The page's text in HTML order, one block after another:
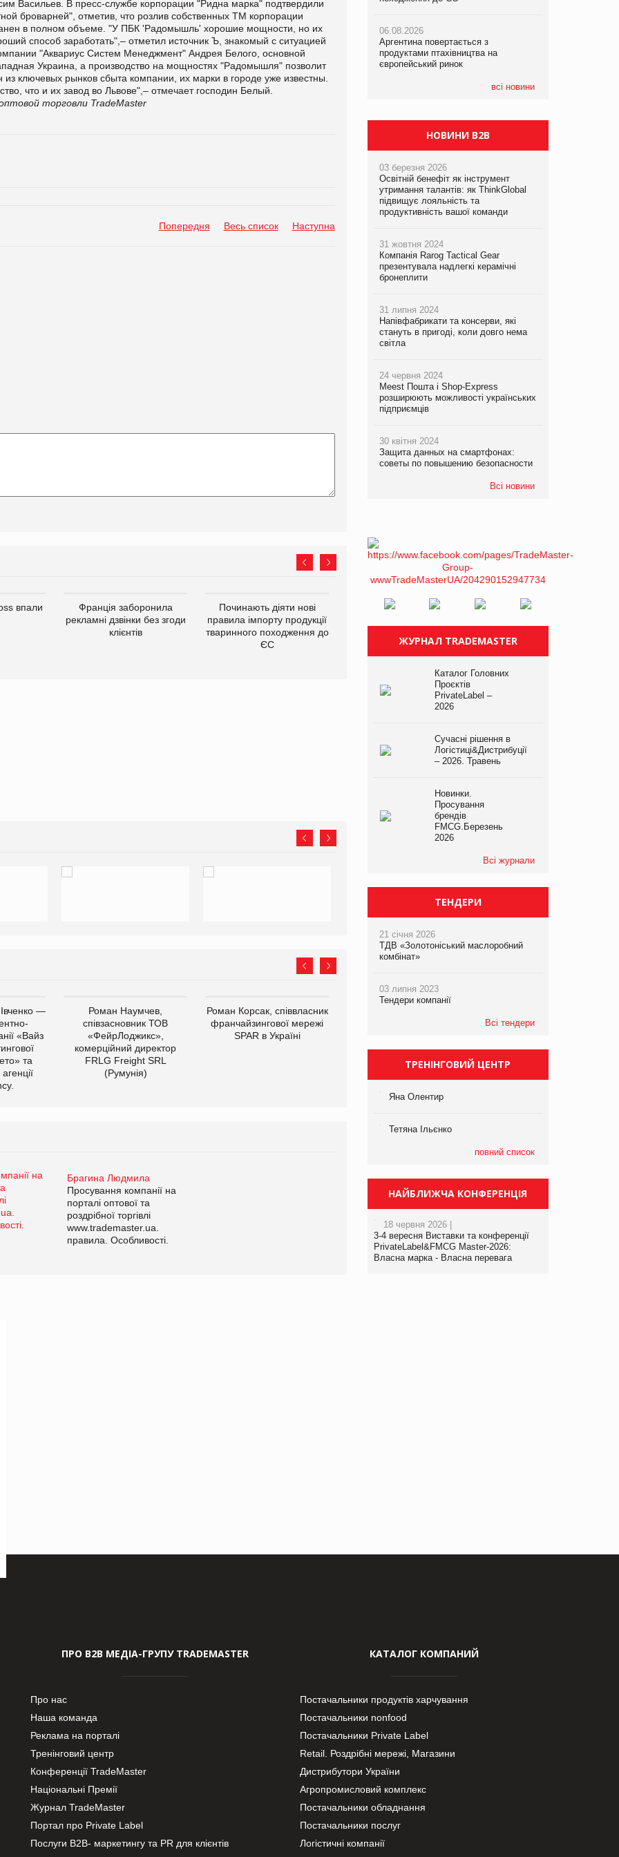
Васильев. В пресс-службе корпорации "Ридна марка" подтвердили
броварней", отметив, что розлив собственных ТМ корпорации
в полном объеме. "У ПБК 'Радомышль' хорошие мощности, но их
способ заработать",– отметил источник Ъ, знакомый с ситуацией
"Аквариус Систем Менеджмент" Андрея Белого, основной
Украина, а производство на мощностях "Радомышля" позволит
из ключевых рынков сбыта компании, их марки в городе уже известны.
что и их завод во Львове",– отмечает господин Белый.
торговли TradeMaster
Попередня Весь список Наступна
впали
Франція заборонила
рекламні дзвінки без згоди
клієнтів
Починають діяти нові
правила імпорту продукції
тваринного походження до
ЄС
Аргентина повертається з
ФАО прогнозує зростання
—
«Вайз
та
Роман Наумчев,
співзасновник ТОВ
«ФейрЛоджикс»,
комерційний директор
FRLG Freight SRL
(Румунія)
Роман Корсак, співвласник
франчайзингової мережі
SPAR в Україні
виробництва
компанії «УкраМарин»
Брагина Людмила
Просування компанії на
порталі оптової та
роздрібної торгівлі
www.trademaster.ua.
правила. Особливості.
Брагина Людмила
Просування компанії на
www.trademaster.ua.
правила. Особливості.
06.08.2026
Аргентина повертається з
продуктами птахівництва на
європейський ринок
всі новини
05.08.2026
Смачне поповнення дитячого меню:
у VARUS з’явилися новинки від ТМ
ТОКЕРИ
хлібобулочні вироби на
PrivateLabel&FMCG Master 2026
06.08.2026
Аргентина повертається з
продуктами птахівництва на
європейський ринок
НОВИНИ B2B
03 березня 2026
Освітній бенефіт як інструмент
утримання талантів: як ThinkGlobal
підвищує лояльність та
продуктивність вашої команди
31 жовтня 2024
Компанія Rarog Tactical Gear
презентувала надлегкі керамічні
бронеплити
31 липня 2024
Напівфабрикати та консерви, які
стануть в пригоді, коли довго нема
світла
24 червня 2024
Meest Пошта і Shop-Express
розширюють можливості українських
підприємців
30 квітня 2024
Защита данных на смартфонах:
советы по повышению безопасности
Всі новини
ЖУРНАЛ TRADEMASTER
Каталог Головних
Проєктів
PrivateLabel –
2026
Сучасні рішення в
Логістиці&Дистрибуції
– 2026. Травень
Новинки.
Просування
брендів
FMCG.Березень
2026
Всі журнали
ТЕНДЕРИ
21 січня 2026
ТДВ «Золотоніський маслоробний
комбінат»
03 липня 2023
Тендери компанії
Всі тендери
ТРЕНІНГОВИЙ ЦЕНТР
Яна Олентир
Тетяна Ільєнко
повний список
НАЙБЛИЖЧА КОНФЕРЕНЦІЯ
18 червня 2026 |
3-4 вересня Виставки та конференції
PrivateLabel&FMCG Master-2026:
Власна марка - Власна перевага
ПРО В2В МЕДІА-ГРУПУ TRADEMASTER
Про нас
Наша команда
Реклама на порталі
Тренінговий центр
Конференції TradeMaster
Національні Премії
Журнал TradeMaster
Портал про Private Label
Послуги В2В- маркетингу та PR для клієнтів
КАТАЛОГ КОМПАНИЙ
Постачальники продуктів харчування
Постачальники nonfood
Постачальники Private Label
Retail. Роздрібні мережі, Магазини
Дистрибутори України
Агропромисловий комплекс
Постачальники обладнання
Постачальники послуг
Логістичні компанії